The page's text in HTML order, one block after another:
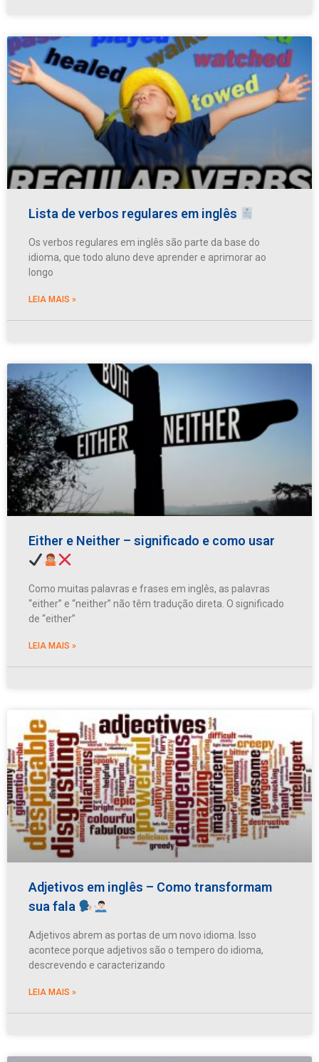
Lista de verbos regulares em inglês
Os verbos regulares em inglês são parte da base do
idioma, que todo aluno deve aprender e aprimorar ao
longo
LEIA MAIS »
Either e Neither – significado e como usar
Como muitas palavras e frases em inglês, as palavras
“either” e “neither” não têm tradução direta. O significado
de “either”
LEIA MAIS »
Adjetivos em inglês – Como transformam
sua fala
Adjetivos abrem as portas de um novo idioma. Isso
acontece porque adjetivos são o tempero do idioma,
descrevendo e caracterizando
LEIA MAIS »